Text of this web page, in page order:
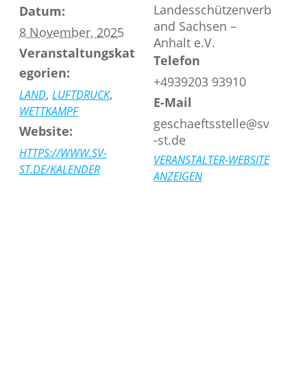
Datum:
8 November, 2025
Veranstaltungskat
egorien:
LAND, LUFTDRUCK,
WETTKAMPF
Website:
HTTPS://WWW.SV-
ST.DE/KALENDER
Landesschützenverb
and Sachsen –
Anhalt e.V.
Telefon
+4939203 93910
E-Mail
geschaeftsstelle@sv
-st.de
VERANSTALTER-WEBSITE
ANZEIGEN